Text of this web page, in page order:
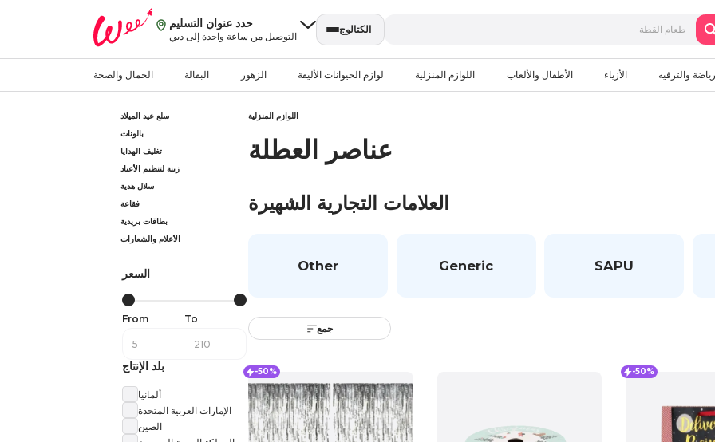
حدد عنوان التسليم
التوصيل من ساعة واحدة إلى دبي
الكتالوج
الجمال والصحة البقالة الزهور لوازم الحيوانات الأليفة اللوازم المنزلية الأطفال والألعاب الأزياء والترفيه
اللوازم المنزلية
عناصر العطلة
العلامات التجارية الشهيرة
Other Generic SAPU
جمع
-50% -50%
سلع عيد الميلاد
بالونات
تغليف الهدايا
زينة لتنظيم الأعياد
سلال هدية
فقاعة
بطاقات بريدية
الأعلام والشعارات
السعر
From To
بلد الإنتاج
ألمانيا
الإمارات العربية المتحدة
الصين